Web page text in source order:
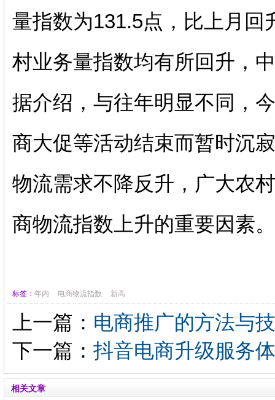
量指数为131.5点，比上月回
村业务量指数均有所回升，
据介绍，与往年明显不同，
商大促等活动结束而暂时沉
物流需求不降反升，广大农
商物流指数上升的重要因素。
标签： 年内 电商物流指数 新高
上一篇： 电商推广的方法与
下一篇： 抖音电商升级服务
相关文章